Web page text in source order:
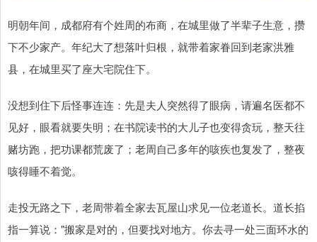
明朝年间，成都府有个姓周的布商，在城里做了半辈子生意，攒
下不少家产。年纪大了想落叶归根，就带着家眷回到老家洪雅
县，在城里买了座大宅院住下。
没想到住下后怪事连连：先是夫人突然得了眼病，请遍名医都不
见好，眼看就要失明；在书院读书的大儿子也变得贪玩，整天往
赌坊跑，把功课都荒废了；老周自己多年的咳疾也复发了，整夜
咳得睡不着觉。
走投无路之下，老周带着全家去瓦屋山求见一位老道长。道长掐
指一算说："搬家是对的，但要找对地方。你去寻一处三面环水的